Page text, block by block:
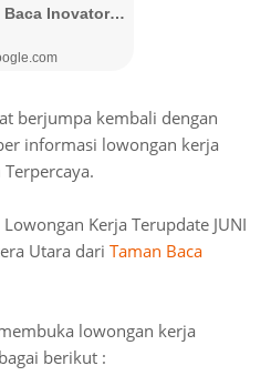
berjumpa kembali dengan
informasi lowongan kerja
Kerja Terupdate JUNI
Utara dari Taman Baca
lowongan kerja
berikut :